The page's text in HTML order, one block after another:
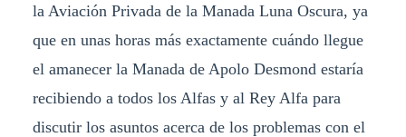
la Aviación Privada de la Manada Luna Oscura, ya
que en unas horas más exactamente cuándo llegue
el amanecer la Manada de Apolo Desmond estaría
recibiendo a todos los Alfas y al Rey Alfa para
discutir los asuntos acerca de los problemas con el